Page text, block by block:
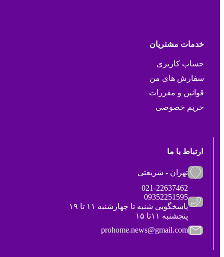
خدمات مشتریان
حساب کاربری
سفارش های من
قوانین و مقررات
حریم خصوصی
ارتباط با ما
تهران - شریعتی
021-22637462
09352251595
پاسخگویی شنبه تا چهارشنبه ۱۱ تا ۱۹
پنجشنبه ۱۱تا ۱۵
prohome.news@gmail.com